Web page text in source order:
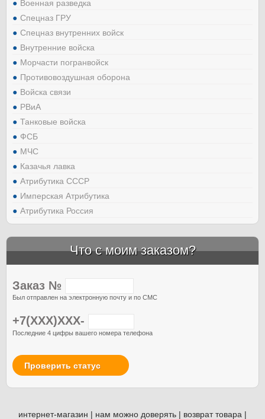
Военная разведка
Спецназ ГРУ
Спецназ внутренних войск
Внутренние войска
Морчасти погранвойск
Противовоздушная оборона
Войска связи
РВиА
Танковые войска
ФСБ
МЧС
Казачья лавка
Атрибутика СССР
Имперская Атрибутика
Атрибутика Россия
Что с моим заказом?
Заказ №
Был отправлен на электронную почту и по СМС
+7(XXX)XXX-
Последние 4 цифры вашего номера телефона
Проверить статус
интернет-магазин | нам можно доверять | возврат товара |